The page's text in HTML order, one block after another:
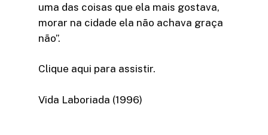
uma das coisas que ela mais gostava,
morar na cidade ela não achava graça
não’’.
Clique aqui para assistir.
Vida Laboriada (1996)